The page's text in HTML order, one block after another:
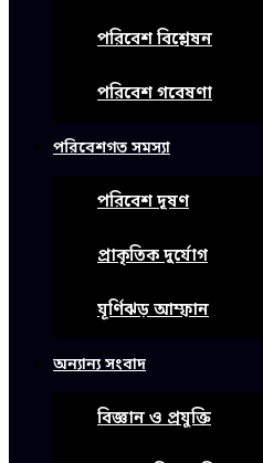
পরিবেশ বিশ্লেষন
পরিবেশ গবেষণা
পরিবেশগত সমস্যা
পরিবেশ দূষণ
প্রাকৃতিক দুর্যোগ
ঘূর্ণিঝড় আম্ফান
অন্যান্য সংবাদ
বিজ্ঞান ও প্রযুক্তি